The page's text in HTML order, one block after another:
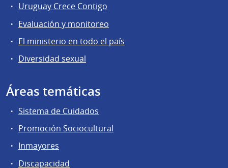
Uruguay Crece Contigo
Evaluación y monitoreo
El ministerio en todo el país
Diversidad sexual
Áreas temáticas
Sistema de Cuidados
Promoción Sociocultural
Inmayores
Discapacidad